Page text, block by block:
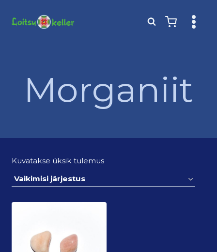
Morganiit
Kuvatakse üksik tulemus